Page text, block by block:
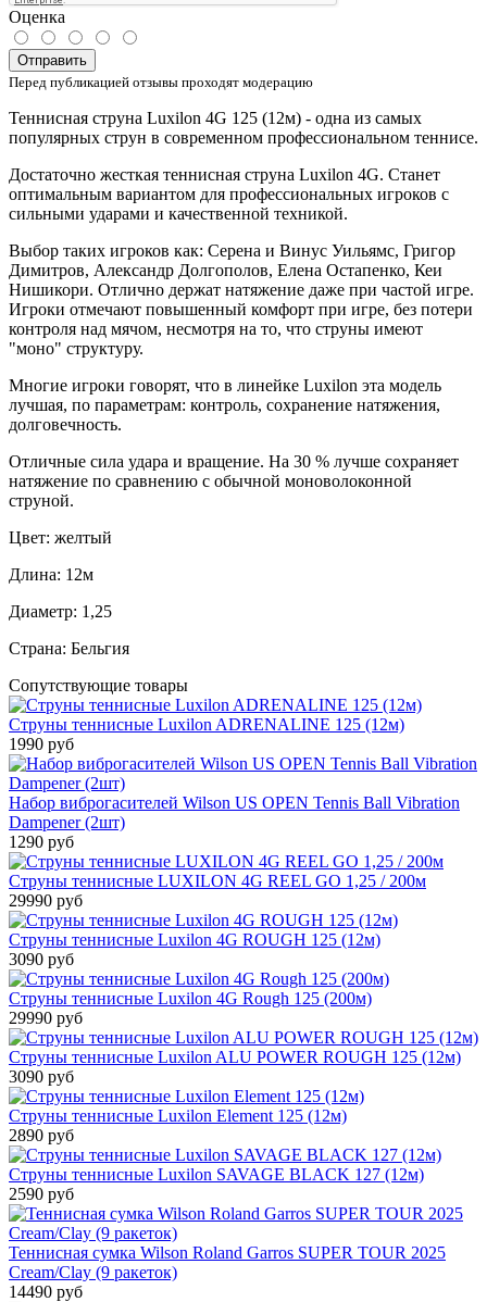
Оценка
Отправить
Перед публикацией отзывы проходят модерацию
Теннисная струна Luxilon 4G 125 (12м) - одна из самых
популярных струн в современном профессиональном теннисе.
Достаточно жесткая теннисная струна Luxilon 4G. Станет
оптимальным вариантом для профессиональных игроков с
сильными ударами и качественной техникой.
Выбор таких игроков как: Серена и Винус Уильямс, Григор
Димитров, Александр Долгополов, Елена Остапенко, Кеи
Нишикори. Отлично держат натяжение даже при частой игре.
Игроки отмечают повышенный комфорт при игре, без потери
контроля над мячом, несмотря на то, что струны имеют
"моно" структуру.
Многие игроки говорят, что в линейке Luxilon эта модель
лучшая, по параметрам: контроль, сохранение натяжения,
долговечность.
Отличные сила удара и вращение. На 30 % лучше сохраняет
натяжение по сравнению с обычной моноволоконной
струной.
Цвет: желтый
Длина: 12м
Диаметр: 1,25
Страна: Бельгия
Сопутствующие товары
Струны теннисные Luxilon ADRENALINE 125 (12м)
1990 руб
Набор виброгасителей Wilson US OPEN Tennis Ball Vibration
Dampener (2шт)
1290 руб
Струны теннисные LUXILON 4G REEL GO 1,25 / 200м
29990 руб
Струны теннисные Luxilon 4G ROUGH 125 (12м)
3090 руб
Струны теннисные Luxilon 4G Rough 125 (200м)
29990 руб
Струны теннисные Luxilon ALU POWER ROUGH 125 (12м)
3090 руб
Струны теннисные Luxilon Element 125 (12м)
2890 руб
Струны теннисные Luxilon SAVAGE BLACK 127 (12м)
2590 руб
Теннисная сумка Wilson Roland Garros SUPER TOUR 2025
Cream/Clay (9 ракеток)
14490 руб